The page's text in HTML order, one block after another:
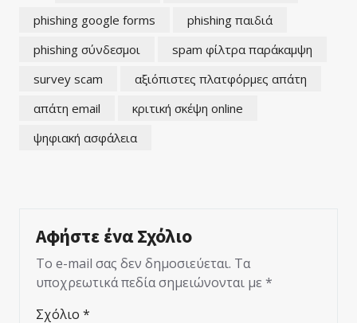
phishing google forms
phishing παιδιά
phishing σύνδεσμοι
spam φίλτρα παράκαμψη
survey scam
αξιόπιστες πλατφόρμες απάτη
απάτη email
κριτική σκέψη online
ψηφιακή ασφάλεια
Αφήστε ένα Σχόλιο
Το e-mail σας δεν δημοσιεύεται. Τα
υποχρεωτικά πεδία σημειώνονται με *
Σχόλιο *